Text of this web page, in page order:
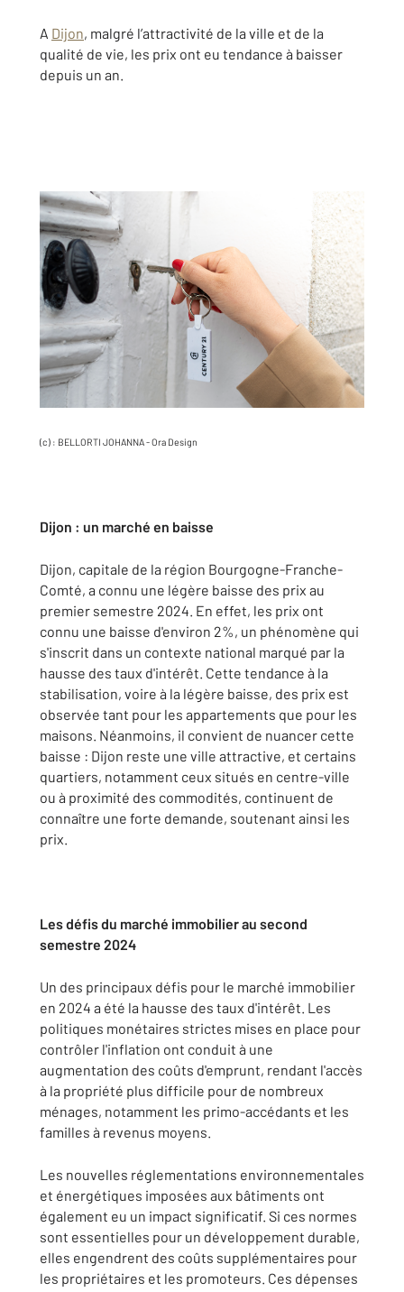
A Dijon, malgré l’attractivité de la ville et de la
qualité de vie, les prix ont eu tendance à baisser
depuis un an.
(c) : BELLORTI JOHANNA - Ora Design
Dijon : un marché en baisse
Dijon, capitale de la région Bourgogne-Franche-
Comté, a connu une légère baisse des prix au
premier semestre 2024. En effet, les prix ont
connu une baisse d'environ 2%, un phénomène qui
s'inscrit dans un contexte national marqué par la
hausse des taux d'intérêt. Cette tendance à la
stabilisation, voire à la légère baisse, des prix est
observée tant pour les appartements que pour les
maisons. Néanmoins, il convient de nuancer cette
baisse : Dijon reste une ville attractive, et certains
quartiers, notamment ceux situés en centre-ville
ou à proximité des commodités, continuent de
connaître une forte demande, soutenant ainsi les
prix.
Les défis du marché immobilier au second
semestre 2024
Un des principaux défis pour le marché immobilier
en 2024 a été la hausse des taux d'intérêt. Les
politiques monétaires strictes mises en place pour
contrôler l'inflation ont conduit à une
augmentation des coûts d'emprunt, rendant l'accès
à la propriété plus difficile pour de nombreux
ménages, notamment les primo-accédants et les
familles à revenus moyens.
Les nouvelles réglementations environnementales
et énergétiques imposées aux bâtiments ont
également eu un impact significatif. Si ces normes
sont essentielles pour un développement durable,
elles engendrent des coûts supplémentaires pour
les propriétaires et les promoteurs. Ces dépenses